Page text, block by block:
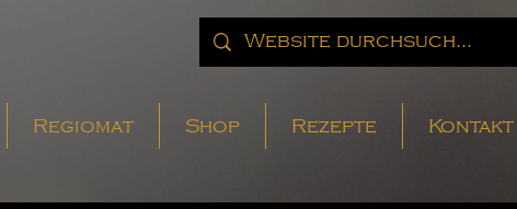
Regiomat Shop Rezepte Kontakt